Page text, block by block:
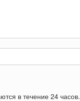
в течение 24 часов.